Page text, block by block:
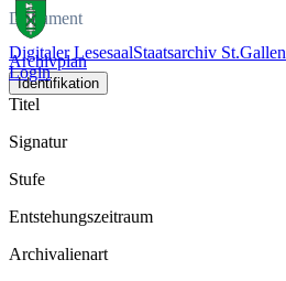
Digitaler LesesaalStaatsarchiv St.Gallen
Login
Dokument
Archivplan
Identifikation
Titel
Signatur
Stufe
Entstehungszeitraum
Archivalienart